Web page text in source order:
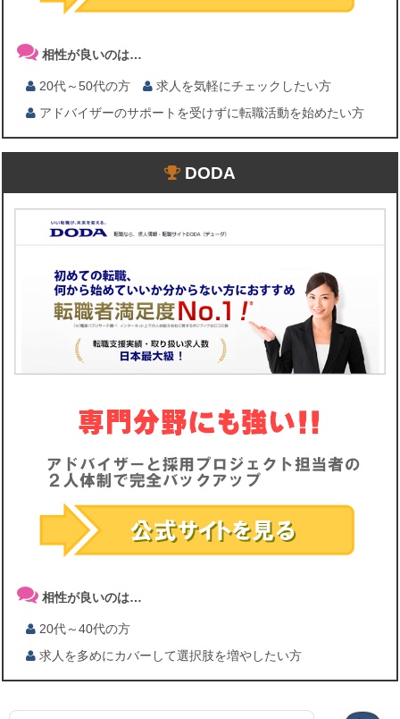
相性が良いのは…
20代～50代の方
求人を気軽にチェックしたい方
アドバイザーのサポートを受けずに転職活動を始めたい方
DODA
相性が良いのは…
20代～40代の方
求人を多めにカバーして選択肢を増やしたい方